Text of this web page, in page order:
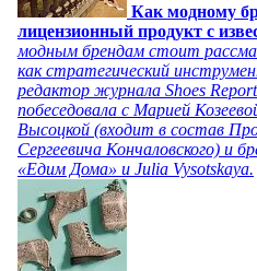
Как модному
лицензионный продукт с
модным брендам стоит
как стратегический
редактор журнала Shoes
побеседовала с Марией
Высоцкой (входит в состав
Сергеевича Кончаловского) и
«Едим Дома» и Julia Vysotskaya.